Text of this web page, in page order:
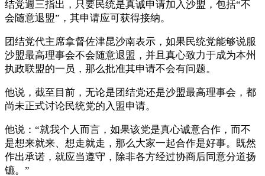
结党週三指出，只要民统是真诚申请加入沙盟，包括“不
会随意退盟”，其申请应可获得接纳。
团结党代主席拿督佐津昆沙南表示，如果民统党能够说服
沙盟最高理事会不会随意退盟，并且真心致力于成为本州
执政联盟的一员，那么批准其申请不会有问题。
他说，截至目前，无论是团结党还是沙盟最高理事会，都
尚未正式讨论民统党的入盟申请。
他说：“就我个人而言，如果该党是真心诚意合作，而不
是想来就来、想走就走，那么大家一起合作是好事。既然
作出承诺，就应当遵守，除非各方经过协商后同意分道扬
镳。”